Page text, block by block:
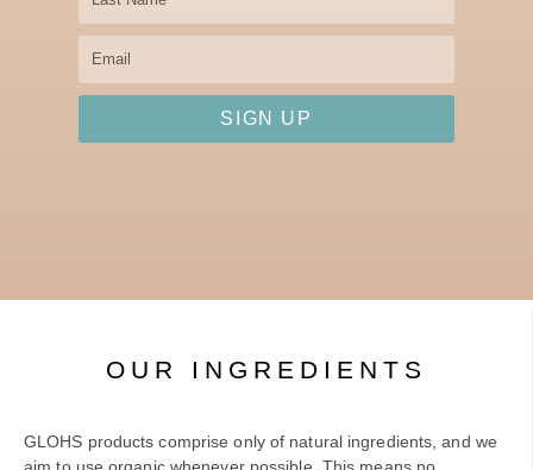
Name
Email
SIGN UP
OUR INGREDIENTS
GLOHS products comprise only of natural ingredients, and we